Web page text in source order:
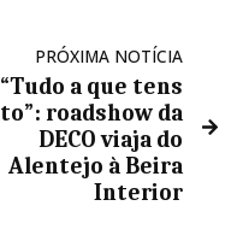
PRÓXIMA NOTÍCIA
“Tudo a que tens
roadshow da
DECO viaja do
Alentejo à Beira
Interior